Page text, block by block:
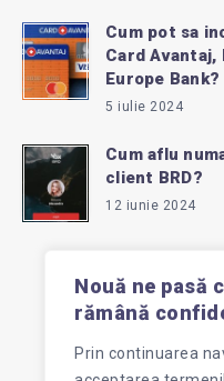
Nouă ne pasă
rămână
Prin continuarea
Cum pot sa
Card Avantaj,
Europe Bank?
5 iulie 2024
Cum aflu
client BRD?
12 iunie 2024